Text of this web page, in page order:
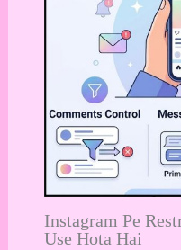
Instagram Pe
Use Hota Hai